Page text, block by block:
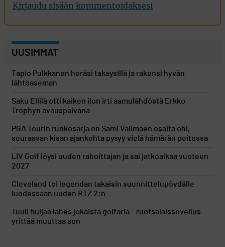
Kirjaudu sisään kommentoidaksesi
UUSIMMAT
Tapio Pulkkanen heräsi takaysillä ja rakensi hyvän
lähtöaseman
Saku Ellilä otti kaiken ilon irti aamulähdöstä Erkko
Trophyn avauspäivänä
PGA Tourin runkosarja on Sami Välimäen osalta ohi,
seuraavan kisan ajankohta pysyy vielä hämärän peitossa
LIV Golf löysi uuden rahoittajan ja sai jatkoaikaa vuoteen
2027
Cleveland toi legendan takaisin suunnittelupöydälle
luodessaan uuden RTZ 2:n
Tuuli huijaa lähes jokaista golfaria – ruotsalaissovellus
yrittää muuttaa sen